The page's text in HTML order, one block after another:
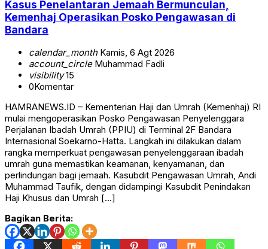
Kasus Penelantaran Jemaah Bermunculan,
Kemenhaj Operasikan Posko Pengawasan di
Bandara
calendar_monthKamis, 6 Agt 2026
account_circleMuhammad Fadli
visibility15
0Komentar
HAMRANEWS.ID – Kementerian Haji dan Umrah (Kemenhaj) RI
mulai mengoperasikan Posko Pengawasan Penyelenggara
Perjalanan Ibadah Umrah (PPIU) di Terminal 2F Bandara
Internasional Soekarno-Hatta. Langkah ini dilakukan dalam
rangka memperkuat pengawasan penyelenggaraan ibadah
umrah guna memastikan keamanan, kenyamanan, dan
perlindungan bagi jemaah. Kasubdit Pengawasan Umrah, Andi
Muhammad Taufik, dengan didampingi Kasubdit Penindakan
Haji Khusus dan Umrah […]
Bagikan Berita: